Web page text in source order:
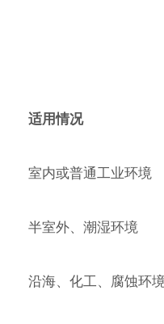
适用情况
室内或普通工业环境
半室外、潮湿环境
沿海、化工、腐蚀环